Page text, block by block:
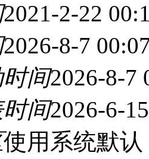
2021-2-22
2026-8-7
时间2026-8-7
时间2026-6-
使用系统默认